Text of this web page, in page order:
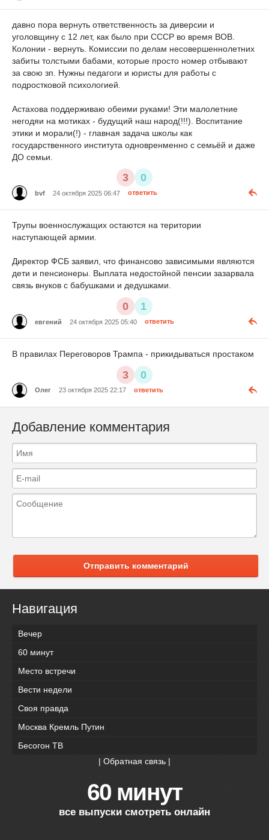
давно пора вернуть ответственность за диверсии и
уголовщину с 12 лет, как было при СССР во время ВОВ.
Колонии - вернуть. Комиссии по делам несовершеннолетних
забиты толстыми бабами, которые просто номер отбывают
за свою зп. Нужны педагоги и юристы для работы с
подростковой психологией.
Астахова поддерживаю обеими руками! Эти малолетние
негодяи на мотиках - будущий наш народ(!!!). Воспитание
этики и морали(!) - главная задача школы как
государственного института одновренменно с семьёй и даже
ДО семьи.
3 0
bvf 24 октября 2025 06:47 ответить
Трупы военнослужащих остаются на територии
наступающей армии.
Директор ФСБ заявил, что финансово зависимыми являются
дети и пенсионеры. Выплата недостойной пенсии зазарвала
связь внуков с бабушками и дедушками.
0 1
евгений 24 октября 2025 05:40 ответить
В правилах Переговоров Трампа - прикидываться простаком
3 0
Олег 23 октября 2025 22:17 ответить
Добавление комментария
Отправить комментарий
Навигация
Вечер
60 минут
Место встречи
Вести недели
Своя правда
Москва Кремль Путин
Бесогон ТВ
| Обратная связь |
60 минут
все выпуски смотреть онлайн